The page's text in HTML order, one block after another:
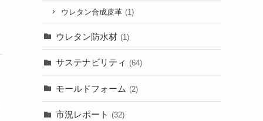
ウレタン合成皮革 (1)
ウレタン防水材 (1)
サステナビリティ (64)
モールドフォーム (2)
市況レポート (32)